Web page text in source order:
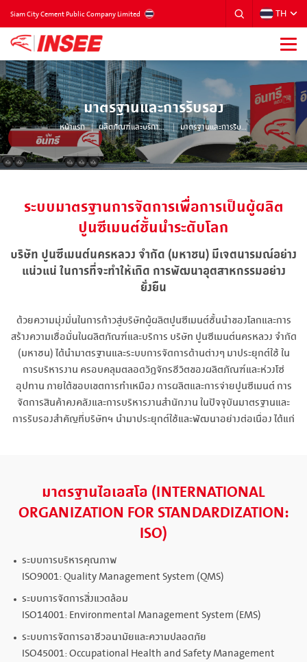
Siam City Cement Public Company Limited TH
มาตรฐานและการรับรอง
หน้าแรก ผลิตภัณฑ์และบริการของเรา มาตรฐานและการรับรอง
ระบบมาตรฐานการจัดการเพื่อการเป็นผู้ผลิต
ปูนซีเมนต์ชั้นนำระดับโลก
บริษัท ปูนซีเมนต์นครหลวง จำกัด (มหาชน) มีเจตนารมณ์อย่าง
แน่วแน่ ในการที่จะทำให้เกิด การพัฒนาอุตสาหกรรมอย่าง
ยั่งยืน
ด้วยความมุ่งมั่นในการก้าวสู่บริษัทผู้ผลิตปูนซีเมนต์ชั้นนำของโลกและการ
สร้างความเชื่อมั่นในผลิตภัณฑ์และบริการ บริษัท ปูนซีเมนต์นครหลวง จำกัด
(มหาชน) ได้นำมาตรฐานและระบบการจัดการด้านต่างๆ มาประยุกต์ใช้ ใน
การบริหารงาน ครอบคลุมตลอดวัฎจักรชีวิตของผลิตภัณฑ์และห่วงโซ่
อุปทาน ภายใต้ขอบเขตการทำเหมือง การผลิตและการจ่ายปูนซีเมนต์ การ
จัดการสินค้าคงคลังและการบริหารงานสำนักงาน ในปัจจุบันมาตรฐานและ
การรับรองสำคัญที่บริษัทฯ นำมาประยุกต์ใช้และพัฒนาอย่างต่อเนื่อง ได้แก่
มาตรฐานไอเอสโอ (INTERNATIONAL
ORGANIZATION FOR STANDARDIZATION:
ISO)
ระบบการบริหารคุณภาพ
ISO9001: Quality Management System (QMS)
ระบบการจัดการสิ่งแวดล้อม
ISO14001: Environmental Management System (EMS)
ระบบการจัดการอาชีวอนามัยและความปลอดภัย
ISO45001: Occupational Health and Safety Management